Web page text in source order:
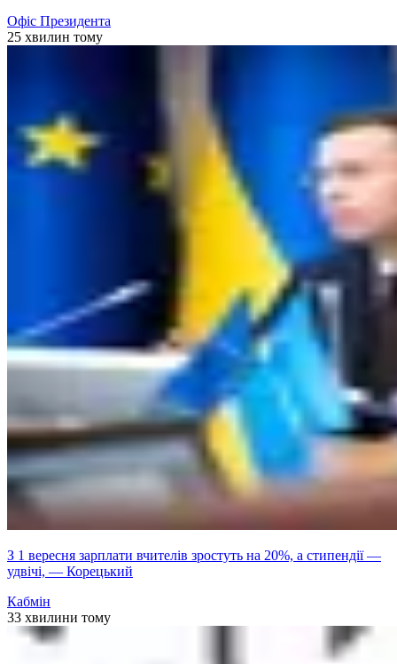
Офіс Президента
25 хвилин тому
З 1 вересня зарплати вчителів зростуть на 20%, а стипендії —
удвічі, — Корецький
Кабмін
33 хвилини тому